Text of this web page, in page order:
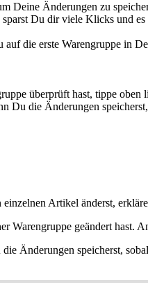
Deine Änderungen zu
sparst Du dir viele Klicks und
die erste Warengruppe in
überprüft hast, tippe
die Änderungen
Artikel änderst,
Warengruppe geändert hast.
speicherst,